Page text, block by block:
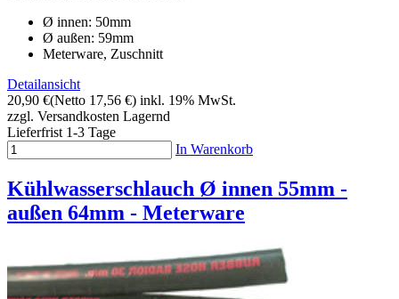
Ø innen: 50mm
Ø außen: 59mm
Meterware, Zuschnitt
Detailansicht
20,90 €(Netto 17,56 €) inkl. 19% MwSt.
zzgl. Versandkosten Lagernd
Lieferfrist 1-3 Tage
In Warenkorb
Kühlwasserschlauch Ø innen 55mm -
außen 64mm - Meterware